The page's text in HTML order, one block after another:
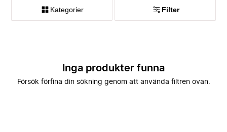
Kategorier Filter
Inga produkter funna
Försök förfina din sökning genom att använda filtren ovan.